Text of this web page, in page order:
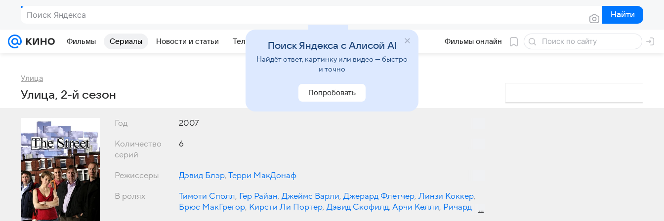
Поиск Яндекса Найти
Найти
Фильмы Сериалы Новости и статьи Телепрограмма Фильмы онлайн
Улица
Улица, 2-й сезон
Год 2007
Количество
серий
6
Режиссеры Дэвид Блэр, Терри МакДонаф
В ролях Тимоти Сполл, Гер Райан, Джеймс Варли, Джерард Флетчер, Линзи Коккер,
Брюс МакГрегор, Кирсти Ли Портер, Дэвид Скофилд, Арчи Келли, Ричард
Поиск Яндекса с Алисой AI
Найдёт ответ, картинку или видео — быстро
и точно
Попробовать